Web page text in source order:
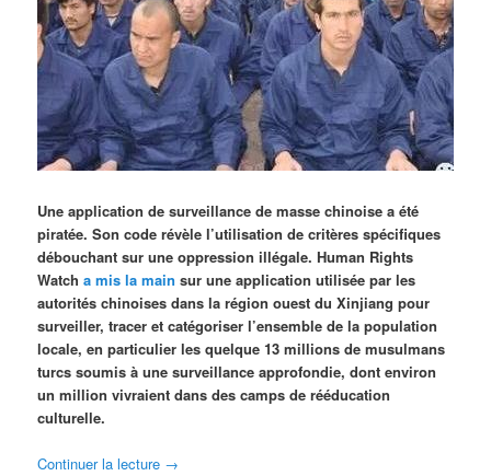
Une application de surveillance de masse chinoise a été
piratée. Son code révèle l’utilisation de critères spécifiques
débouchant sur une oppression illégale. Human Rights
Watcha mis la main sur une application utilisée par les
autorités chinoises dans la région ouest du Xinjiang pour
surveiller, tracer et catégoriser l’ensemble de la population
locale, en particulier les quelque 13 millions de musulmans
turcs soumis à une surveillance approfondie, dont environ
un million vivraient dans des camps de rééducation
culturelle.
Continuer la lecture →